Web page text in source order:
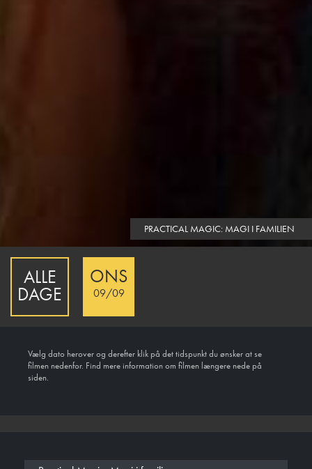
PRACTICAL MAGIC: MAGI I FAMILIEN
ALLE
DAGE
ONS
09/09
Vælg dato herover og derefter klik på det tidspunkt du ønsker at se
filmen nedenfor. Find mere information om filmen længere nede på
siden.